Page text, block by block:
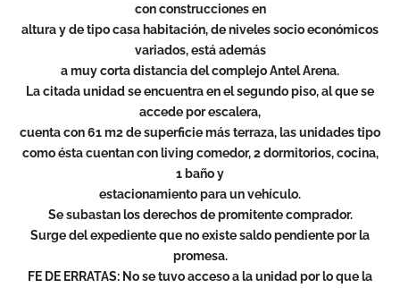
con construcciones en
altura y de tipo casa habitación, de niveles socio económicos
variados, está además
a muy corta distancia del complejo Antel Arena.
La citada unidad se encuentra en el segundo piso, al que se
accede por escalera,
cuenta con 61 m2 de superficie más terraza, las unidades tipo
como ésta cuentan con living comedor, 2 dormitorios, cocina,
1 baño y
estacionamiento para un vehículo.
Se subastan los derechos de promitente comprador.
Surge del expediente que no existe saldo pendiente por la
promesa.
FE DE ERRATAS: No se tuvo acceso a la unidad por lo que la